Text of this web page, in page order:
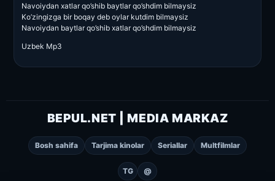
Navoiydan xatlar qo’shib baytlar qo’shdim bilmaysiz
Ko’zingizga bir boqay deb oylar kutdim bilmaysiz
Navoiydan baytlar qo’shib xatlar qo’shdim bilmaysiz
Uzbek Mp3
BEPUL.NET | MEDIA MARKAZ
Bosh sahifa Tarjima kinolar Seriallar Multfilmlar
TG @